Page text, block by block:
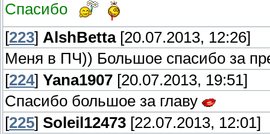
Спасибо
[223] AlshBetta[20.07.2013, 12:26]
Меня в ПЧ)) Большое спасибо за
[224] Yana1907 [20.07.2013, 19:51]
Спасибо большое за главу
[225] Soleil12473 [22.07.2013, 12:01]